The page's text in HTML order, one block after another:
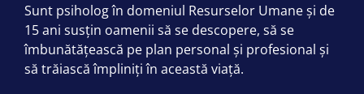
Sunt psiholog în domeniul Resurselor Umane și de
15 ani susțin oamenii să se descopere, să se
îmbunătățească pe plan personal și profesional și
să trăiască împliniți în această viață.